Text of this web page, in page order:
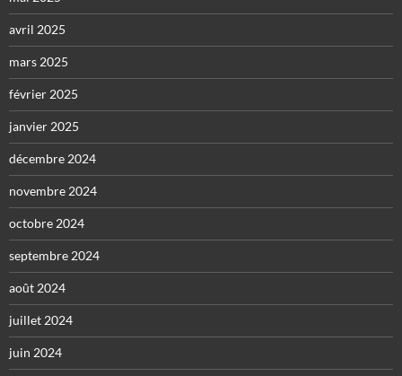
avril 2025
mars 2025
février 2025
janvier 2025
décembre 2024
novembre 2024
octobre 2024
septembre 2024
août 2024
juillet 2024
juin 2024